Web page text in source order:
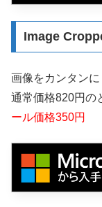
Image
画像をカンタン
通常価格820円の
ール価格350円